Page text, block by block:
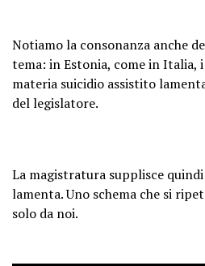
Notiamo la consonanza anche
tema: in Estonia, come in Italia,
materia suicidio assistito
del legislatore.
La magistratura supplisce
lamenta. Uno schema che si
solo da noi.